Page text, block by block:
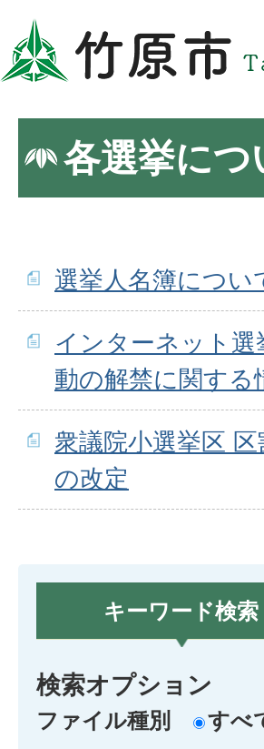
各選挙につ
選挙人名簿につい
インターネット選
動の解禁に関する
衆議院小選挙区 区
の改定
キーワード検索
検索オプション
ファイル種別 すべ